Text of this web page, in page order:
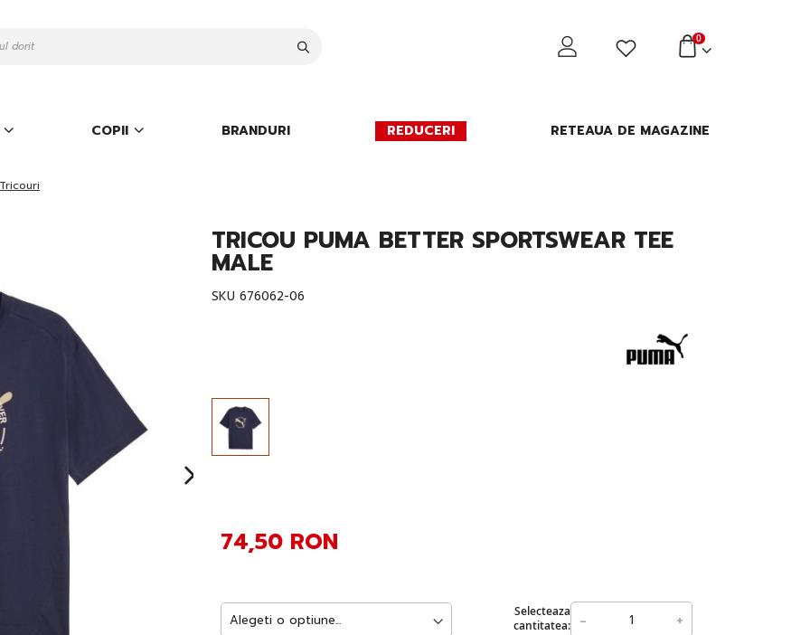
0
COPII BRANDURI REDUCERI RETEAUA DE MAGAZINE
Tricouri
TRICOU PUMA BETTER SPORTSWEAR TEE
MALE
SKU 676062-06
Selecteaza
cantitatea:
- +
74,50 RON